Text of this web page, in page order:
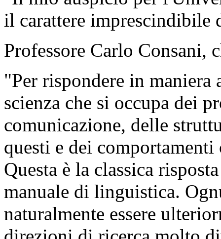
il carattere imprescindibile
Professore Carlo Consani,
"Per rispondere in maniera
scienza che si occupa dei
comunicazione, delle
questi e dei
Questa è la classica
manuale di linguistica.
naturalmente essere